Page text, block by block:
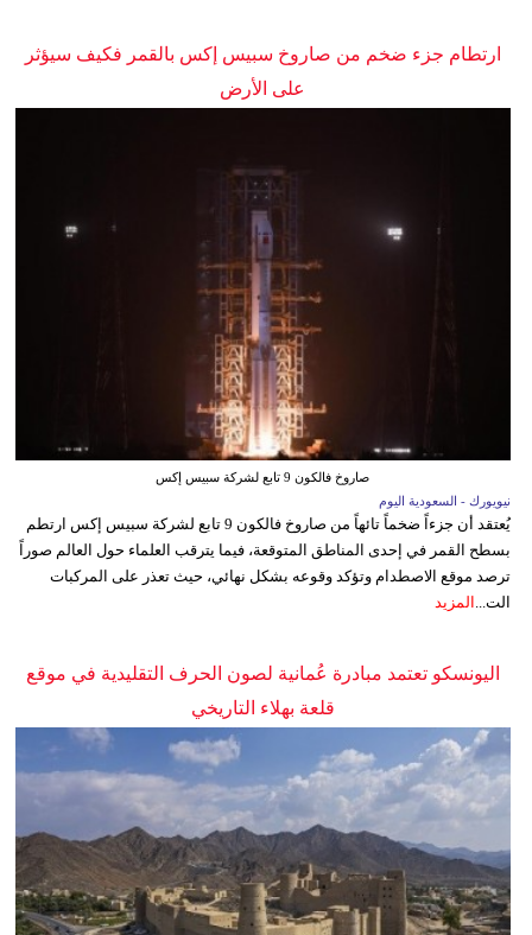
ارتطام جزء ضخم من صاروخ سبيس إكس بالقمر فكيف سيؤثر
على الأرض
صاروخ فالكون 9 تابع لشركة سبيس إكس
نيويورك - السعودية اليوم
يُعتقد أن جزءاً ضخماً تائهاً من صاروخ فالكون 9 تابع لشركة سبيس إكس ارتطم
بسطح القمر في إحدى المناطق المتوقعة، فيما يترقب العلماء حول العالم صوراً
ترصد موقع الاصطدام وتؤكد وقوعه بشكل نهائي، حيث تعذر على المركبات
الت... المزيد
اليونسكو تعتمد مبادرة عُمانية لصون الحرف التقليدية في موقع
قلعة بهلاء التاريخي